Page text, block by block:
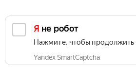
Я не робот
Нажмите, чтобы продолжить
Yandex SmartCaptcha